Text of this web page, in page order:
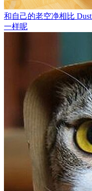
和自己的老空净相比
一样呢